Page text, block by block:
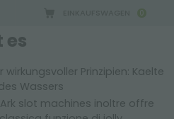
0
wirkungsvoller Prinzipien: Kaelte
Wassers
slot machines inoltre offre